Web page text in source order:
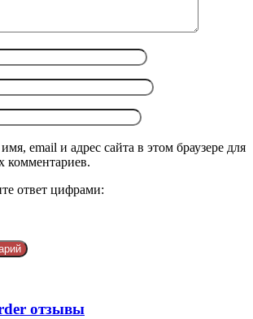
email и адрес сайта в этом браузере для
комментариев.
ответ цифрами:
отзывы